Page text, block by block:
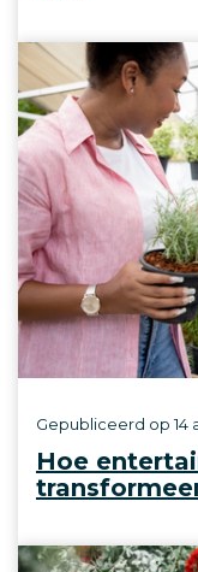
Hoe
Gepubliceerd op 14